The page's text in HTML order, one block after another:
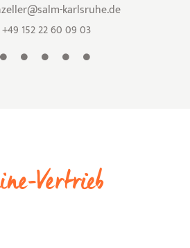
karlsruhe.de
+49 152 22 60 09 03
Vertrieb